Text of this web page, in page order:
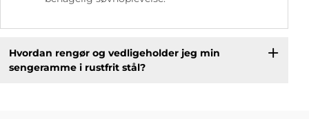
Hvordan rengør og vedligeholder jeg min
sengeramme i rustfrit stål?